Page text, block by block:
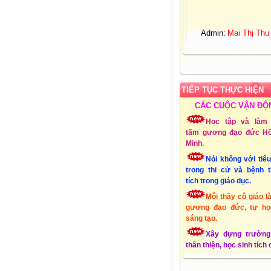
Giới tính: Nữ
25-03-
Xuân - Phú Yên
Chuyên môn: Lớp 1
Địa chỉ: Xuân
Đồng Xuân - Phú Yên
Liên hệ Email:
ĐT:
Lập Website:
15/10/
TIẾP TỤC THỰC HIỆN
CÁC CUỘC VẬN
Học tập và làm
tấm gương đạo đức
Minh.
Nói không với
trong thi cử và bệnh
tích trong giáo dục.
Mỗi thầy cô giáo
gương đạo đức, tự
sáng tạo.
Xây dựng
thân thiện, học sinh tích